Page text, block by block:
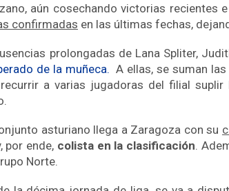
aún cosechando victorias recientes
confirmadas en las últimas fechas,
prolongadas de Lana Spliter,
de la muñeca. A ellas, se suman
a varias jugadoras del filial
asturiano llega a Zaragoza con su
por ende, colista en la clasificación.
Norte.